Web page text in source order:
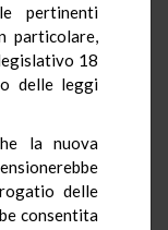
pertinenti
particolare,
18
delle leggi
la nuova
delle
consentita